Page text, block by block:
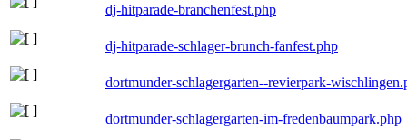
dj-hitparade-branchenfest.php
dj-hitparade-schlager-brunch-fanfest.php
dortmunder-schlagergarten--revierpark-
dortmunder-schlagergarten-im-fredenbaumpark.php